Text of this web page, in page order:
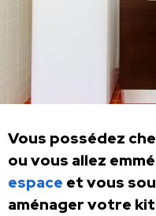
Vous possédez
ou vous allez
espace et vous
aménager votre